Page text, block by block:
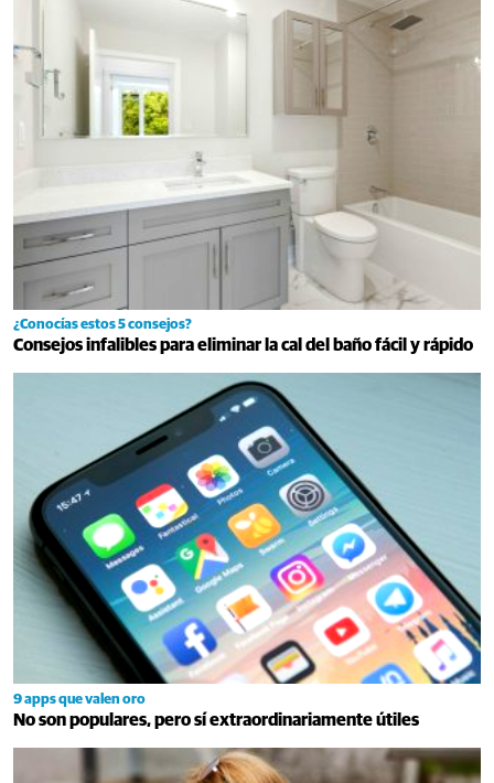
¿Conocías estos 5 consejos?
Consejos infalibles para eliminar la cal del baño fácil y rápido
9 apps que valen oro
No son populares, pero sí extraordinariamente útiles